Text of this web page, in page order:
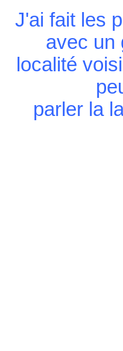
J'ai fait les
avec un
localité
parler la